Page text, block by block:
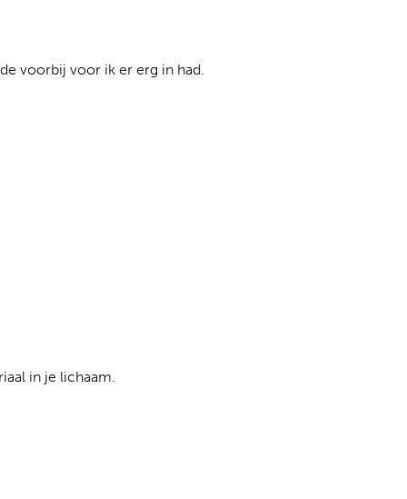
voorbij voor ik er erg in had.
in je lichaam.